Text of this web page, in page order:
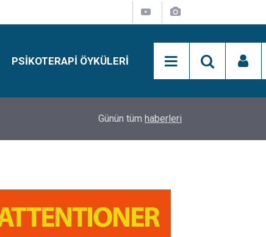
PSIKOTERAPI ÖYKÜLERI
Simon Says Dikkat Programı Nedir?
Günün tüm haberleri